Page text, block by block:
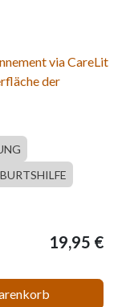
via CareLit
der
19,95 €